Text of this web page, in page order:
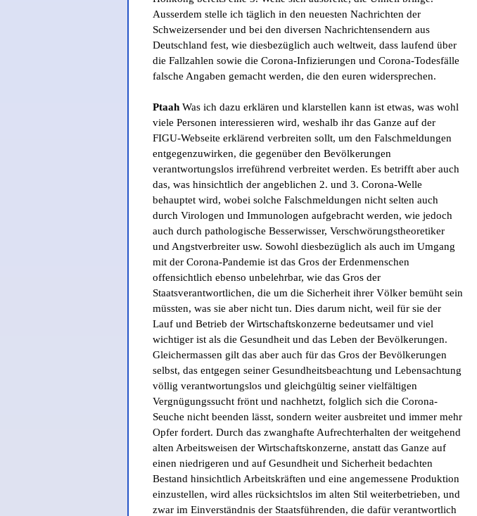
Ausserdem stelle ich täglich in den neuesten Nachrichten der
Schweizersender und bei den diversen Nachrichtensendern aus
Deutschland fest, wie diesbezüglich auch weltweit, dass laufend über
die Fallzahlen sowie die Corona-Infizierungen und Corona-Todesfälle
falsche Angaben gemacht werden, die den euren widersprechen.
Ptaah Was ich dazu erklären und klarstellen kann ist etwas, was wohl
viele Personen interessieren wird, weshalb ihr das Ganze auf der
FIGU-Webseite erklärend verbreiten sollt, um den Falschmeldungen
entgegenzuwirken, die gegenüber den Bevölkerungen
verantwortungslos irreführend verbreitet werden. Es betrifft aber auch
das, was hinsichtlich der angeblichen 2. und 3. Corona-Welle
behauptet wird, wobei solche Falschmeldungen nicht selten auch
durch Virologen und Immunologen aufgebracht werden, wie jedoch
auch durch pathologische Besserwisser, Verschwörungstheoretiker
und Angstverbreiter usw. Sowohl diesbezüglich als auch im Umgang
mit der Corona-Pandemie ist das Gros der Erdenmenschen
offensichtlich ebenso unbelehrbar, wie das Gros der
Staatsverantwortlichen, die um die Sicherheit ihrer Völker bemüht sein
müssten, was sie aber nicht tun. Dies darum nicht, weil für sie der
Lauf und Betrieb der Wirtschaftskonzerne bedeutsamer und viel
wichtiger ist als die Gesundheit und das Leben der Bevölkerungen.
Gleichermassen gilt das aber auch für das Gros der Bevölkerungen
selbst, das entgegen seiner Gesundheitsbeachtung und Lebensachtung
völlig verantwortungslos und gleichgültig seiner vielfältigen
Vergnügungssucht frönt und nachhetzt, folglich sich die Corona-
Seuche nicht beenden lässt, sondern weiter ausbreitet und immer mehr
Opfer fordert. Durch das zwanghafte Aufrechterhalten der weitgehend
alten Arbeitsweisen der Wirtschaftskonzerne, anstatt das Ganze auf
einen niedrigeren und auf Gesundheit und Sicherheit bedachten
Bestand hinsichtlich Arbeitskräften und eine angemessene Produktion
einzustellen, wird alles rücksichtslos im alten Stil weiterbetrieben, und
zwar im Einverständnis der Staatsführenden, die dafür verantwortlich